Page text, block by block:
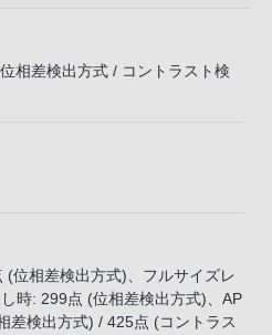
相差検出方式 / コントラスト検
位相差検出方式)、フルサイズレ
時: 299点 (位相差検出方式)、AP
差検出方式) / 425点 (コントラス